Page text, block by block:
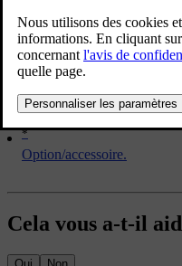
Les sous-canaux ne sont
*
Option/accessoire.
Cela vous a-t-il